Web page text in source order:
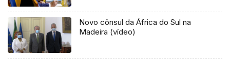
Novo cônsul da África do Sul na
Madeira (vídeo)